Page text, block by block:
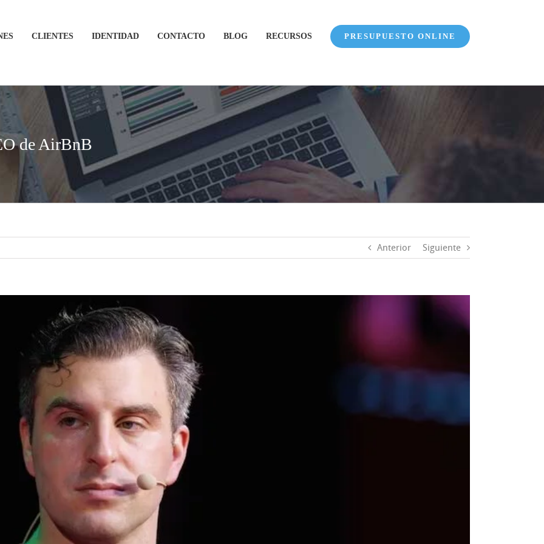
CLIENTES IDENTIDAD CONTACTO BLOG RECURSOS PRESUPUESTO ONLINE
de AirBnB
Anterior Siguiente